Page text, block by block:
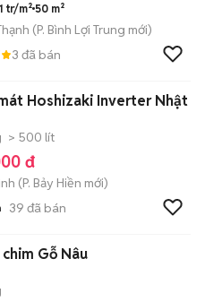
tr/m² 50 m²
(P. Bình Lợi Trung mới)
3 đã bán
Hoshizaki Inverter Nhật
> 500 lít
đ
(P. Bảy Hiền mới)
39 đã bán
Gỗ Nâu